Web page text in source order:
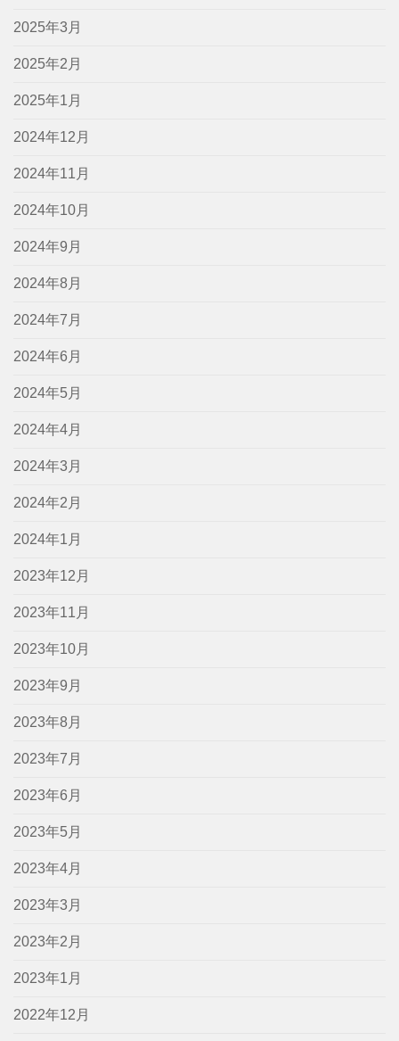
2025年3月
2025年2月
2025年1月
2024年12月
2024年11月
2024年10月
2024年9月
2024年8月
2024年7月
2024年6月
2024年5月
2024年4月
2024年3月
2024年2月
2024年1月
2023年12月
2023年11月
2023年10月
2023年9月
2023年8月
2023年7月
2023年6月
2023年5月
2023年4月
2023年3月
2023年2月
2023年1月
2022年12月